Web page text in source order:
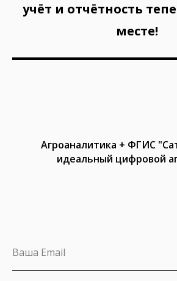
учёт и отчётность
месте!
Агроаналитика + ФГИС
идеальный цифровой